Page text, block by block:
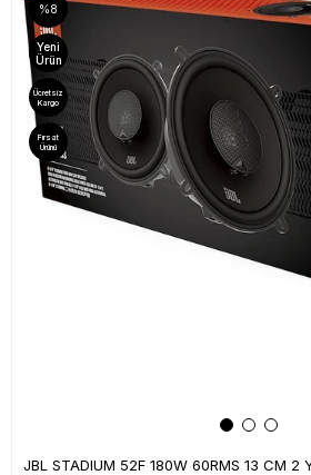
JBL STADIUM 52F 180W 60RMS 13 CM 2
%8
Yeni
Ürün
Ücretsiz
Kargo
Fırsat
Ürünü